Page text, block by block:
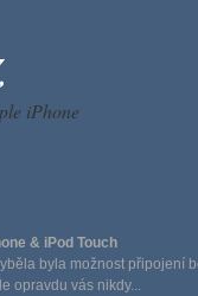
iPhone
& iPod Touch
byla možnost připojení
opravdu vás nikdy...